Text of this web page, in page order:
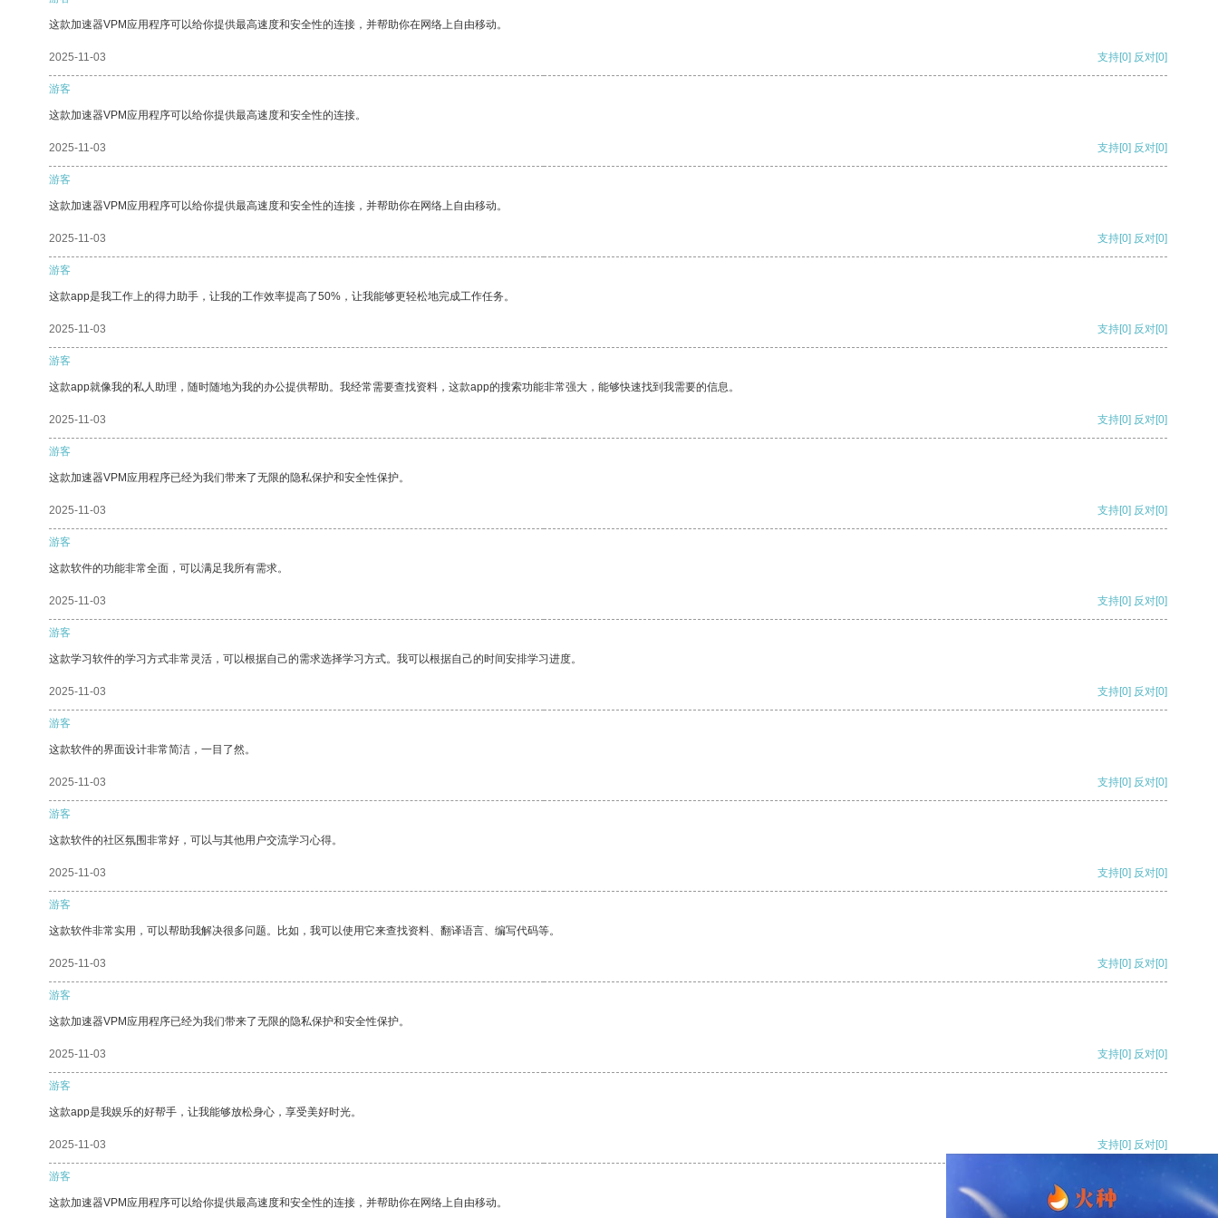
这款加速器VPM应用程序可以给你提供最高速度和安全性的连接，并帮助你在网络上自由移动。
2025-11-03 支持[0] 反对[0]
游客
这款加速器VPM应用程序可以给你提供最高速度和安全性的连接。
2025-11-03 支持[0] 反对[0]
游客
这款加速器VPM应用程序可以给你提供最高速度和安全性的连接，并帮助你在网络上自由移动。
2025-11-03 支持[0] 反对[0]
游客
这款app是我工作上的得力助手，让我的工作效率提高了50%，让我能够更轻松地完成工作任务。
2025-11-03 支持[0] 反对[0]
游客
这款app就像我的私人助理，随时随地为我的办公提供帮助。我经常需要查找资料，这款app的搜索功能非常强大，能够快速找到我需要的信息。
2025-11-03 支持[0] 反对[0]
游客
这款加速器VPM应用程序已经为我们带来了无限的隐私保护和安全性保护。
2025-11-03 支持[0] 反对[0]
游客
这款软件的功能非常全面，可以满足我所有需求。
2025-11-03 支持[0] 反对[0]
游客
这款学习软件的学习方式非常灵活，可以根据自己的需求选择学习方式。我可以根据自己的时间安排学习进度。
2025-11-03 支持[0] 反对[0]
游客
这款软件的界面设计非常简洁，一目了然。
2025-11-03 支持[0] 反对[0]
游客
这款软件的社区氛围非常好，可以与其他用户交流学习心得。
2025-11-03 支持[0] 反对[0]
游客
这款软件非常实用，可以帮助我解决很多问题。比如，我可以使用它来查找资料、翻译语言、编写代码等。
2025-11-03 支持[0] 反对[0]
游客
这款加速器VPM应用程序已经为我们带来了无限的隐私保护和安全性保护。
2025-11-03 支持[0] 反对[0]
游客
这款app是我娱乐的好帮手，让我能够放松身心，享受美好时光。
2025-11-03 支持[0] 反对[0]
游客
这款加速器VPM应用程序可以给你提供最高速度和安全性的连接，并帮助你在网络上自由移动。